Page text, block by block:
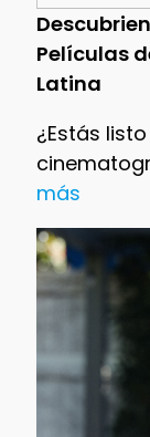
Películas
Latina
¿Estás
más